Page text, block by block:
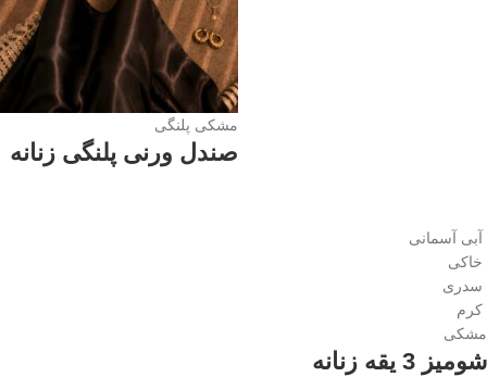
مشکی پلنگی
صندل ورنی پلنگی زنانه
آبی آسمانی
خاکی
سدری
کرم
مشکی
شومیز 3 یقه زنانه